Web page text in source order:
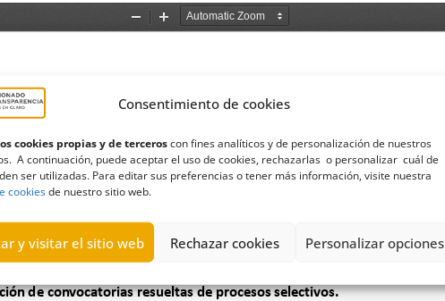
Consentimiento de cookies
cookies propias y de terceroscon fines analíticos y de personalización de nuestros
A continuación, puede aceptar el uso de cookies, rechazarlas o personalizar cuál de
ser utilizadas. Para editar sus preferencias o tener más información, visite nuestra
cookiesde nuestro sitio web.
y visitar el sitio web Rechazar cookies Personalizar opciones